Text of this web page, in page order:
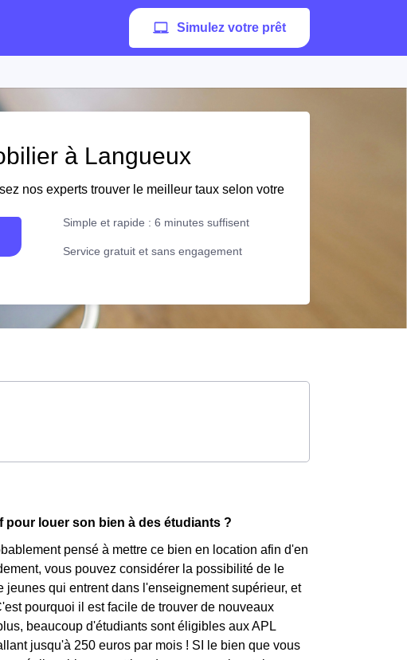
Simulez votre prêt
à Langueux
nos experts trouver le meilleur taux selon votre
Simple et rapide : 6 minutes suffisent
Service gratuit et sans engagement
pour louer son bien à des étudiants ?
pensé à mettre ce bien en location afin d'en
vous pouvez considérer la possibilité de le
qui entrent dans l'enseignement supérieur, et
pourquoi il est facile de trouver de nouveaux
beaucoup d'étudiants sont éligibles aux APL
jusqu'à 250 euros par mois ! SI le bien que vous